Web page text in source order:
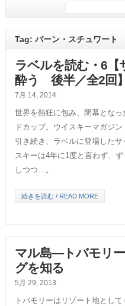
Tag: バーン・スチュワート
ラベルを読む・6【
酔う 後半／全2回】
7月 14, 2014
世界を熱狂に包み、閉幕とな
ドカップ。ウイスキーマガジ
引き続き、ラベルに登場した
スキーは4年に1度と言わず、
しつつ…。
続きを読む / READ MORE
マル島―トバモリ
グを知る
5月 29, 2013
トバモリーはリゾート地とし